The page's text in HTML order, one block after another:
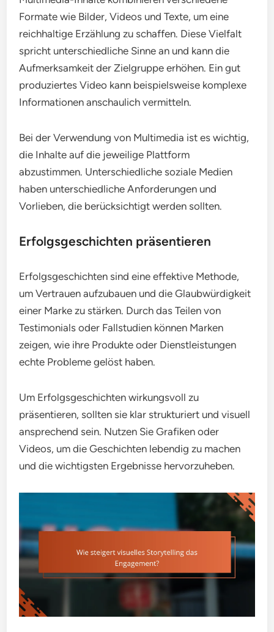
Formate wie Bilder, Videos und Texte, um eine
reichhaltige Erzählung zu schaffen. Diese Vielfalt
spricht unterschiedliche Sinne an und kann die
Aufmerksamkeit der Zielgruppe erhöhen. Ein gut
produziertes Video kann beispielsweise komplexe
Informationen anschaulich vermitteln.
Bei der Verwendung von Multimedia ist es wichtig,
die Inhalte auf die jeweilige Plattform
abzustimmen. Unterschiedliche soziale Medien
haben unterschiedliche Anforderungen und
Vorlieben, die berücksichtigt werden sollten.
Erfolgsgeschichten präsentieren
Erfolgsgeschichten sind eine effektive Methode,
um Vertrauen aufzubauen und die Glaubwürdigkeit
einer Marke zu stärken. Durch das Teilen von
Testimonials oder Fallstudien können Marken
zeigen, wie ihre Produkte oder Dienstleistungen
echte Probleme gelöst haben.
Um Erfolgsgeschichten wirkungsvoll zu
präsentieren, sollten sie klar strukturiert und visuell
ansprechend sein. Nutzen Sie Grafiken oder
Videos, um die Geschichten lebendig zu machen
und die wichtigsten Ergebnisse hervorzuheben.